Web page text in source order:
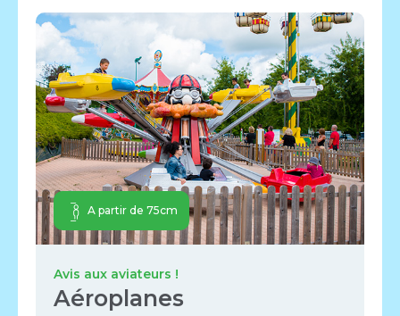
A partir de 75cm
Avis aux aviateurs !
Aéroplanes